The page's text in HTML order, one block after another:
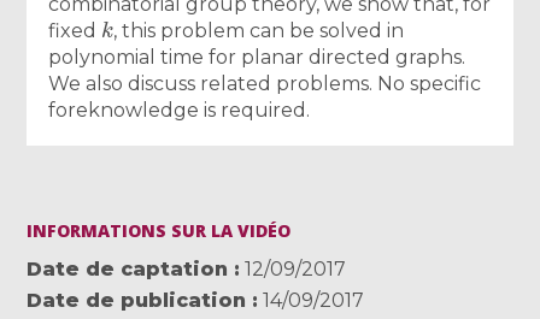
fixed
k
, this problem can be solved in
polynomial time for planar directed graphs.
We also discuss related problems. No specific
foreknowledge is required.
INFORMATIONS SUR LA VIDÉO
Date de captation
12/09/2017
Date de publication
14/09/2017